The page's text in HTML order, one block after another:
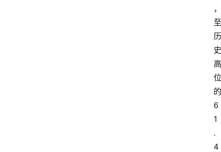
，
至
历
史
高
位
的
6
1
.
4